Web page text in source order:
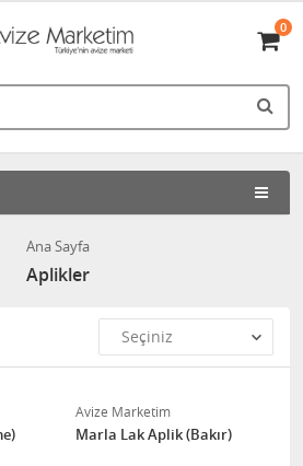
0
Ana Sayfa
Aplikler
Avize Marketim
Marla Lak Aplik (Bakır)